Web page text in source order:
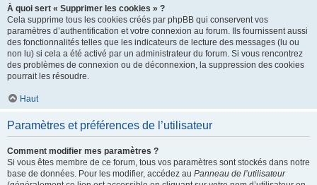
À quoi sert « Supprimer les cookies » ?
Cela supprime tous les cookies créés par phpBB qui conservent vos
paramètres d’authentification et votre connexion au forum. Ils fournissent aussi
des fonctionnalités telles que les indicateurs de lecture des messages (lu ou
non lu) si cela a été activé par un administrateur du forum. Si vous rencontrez
des problèmes de connexion ou de déconnexion, la suppression des cookies
pourrait les résoudre.
Haut
Paramètres et préférences de l’utilisateur
Comment modifier mes paramètres ?
Si vous êtes membre de ce forum, tous vos paramètres sont stockés dans notre
base de données. Pour les modifier, accédez au Panneau de l’utilisateur